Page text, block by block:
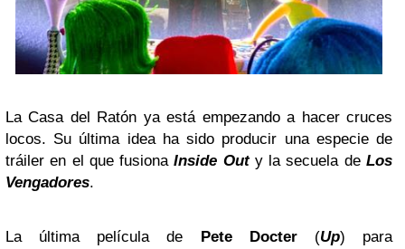
La Casa del Ratón ya está empezando a hacer cruces
locos. Su última idea ha sido producir una especie de
tráiler en el que fusionaInside Out y la secuela deLos
Vengadores.
La última película de Pete Docter(Up) para